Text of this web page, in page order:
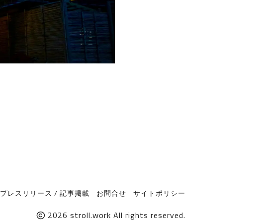
プレスリリース / 記事掲載 お問合せ サイトポリシー
2026 stroll.work All rights reserved.